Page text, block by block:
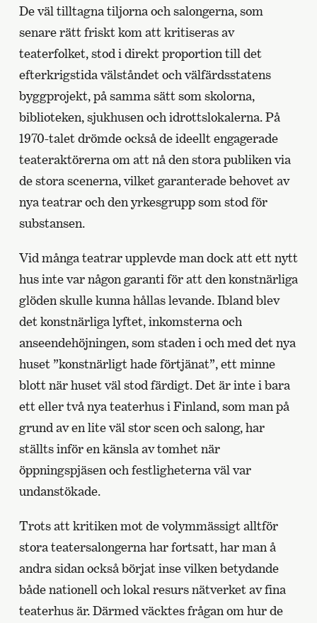
De väl tilltagna tiljorna och salongerna, som
senare rätt friskt kom att kritiseras av
teaterfolket, stod i direkt proportion till det
efterkrigstida välståndet och välfärdsstatens
byggprojekt, på samma sätt som skolorna,
biblioteken, sjukhusen och idrottslokalerna. På
1970-talet drömde också de ideellt engagerade
teateraktörerna om att nå den stora publiken via
de stora scenerna, vilket garanterade behovet av
nya teatrar och den yrkesgrupp som stod för
substansen.
Vid många teatrar upplevde man dock att ett nytt
hus inte var någon garanti för att den konstnärliga
glöden skulle kunna hållas levande. Ibland blev
det konstnärliga lyftet, inkomsterna och
anseendehöjningen, som staden i och med det nya
huset ”konstnärligt hade förtjänat”, ett minne
blott när huset väl stod färdigt. Det är inte i bara
ett eller två nya teaterhus i Finland, som man på
grund av en lite väl stor scen och salong, har
ställts inför en känsla av tomhet när
öppningspjäsen och festligheterna väl var
undanstökade.
Trots att kritiken mot de volymmässigt alltför
stora teatersalongerna har fortsatt, har man å
andra sidan också börjat inse vilken betydande
både nationell och lokal resurs nätverket av fina
teaterhus är. Därmed väcktes frågan om hur de